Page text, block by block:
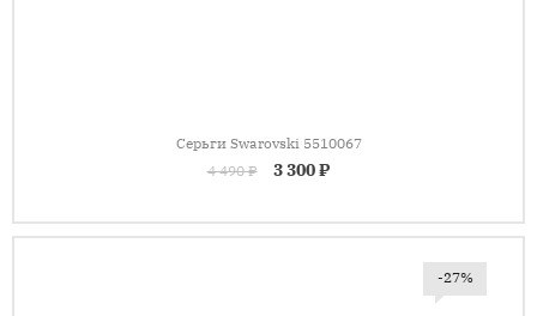
Серьги Swarovski 5510067
4 490 ₽
3 300 ₽
-27%